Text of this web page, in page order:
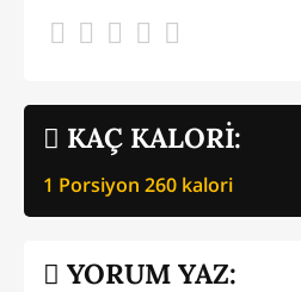
KAÇ KALORİ:
1 Porsiyon 260 kalori
YORUM YAZ: